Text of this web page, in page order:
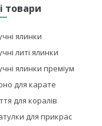
товари
ялинки
литі ялинки
ялинки преміум
для карате
для коралів
для прикрас